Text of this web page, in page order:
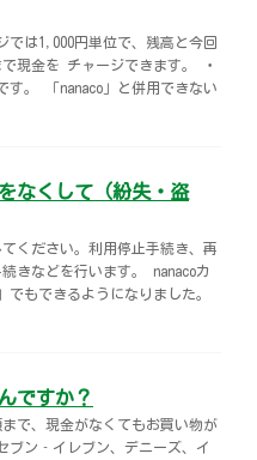
では1,000円単位で、残高と今回
現金を チャージできます。 ・
す。 「nanaco」と併用できない
なくして（紛失・盗
ください。利用停止手続き、再
きなどを行います。 nanacoカ
でもできるようになりました。
ですか？
で、現金がなくてもお買い物が
ブン‐イレブン、デニーズ、イ